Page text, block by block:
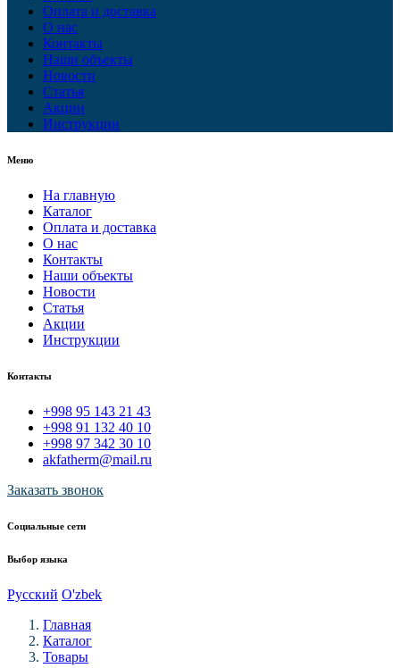
Оплата и доставка
О нас
Контакты
Наши объекты
Новости
Статья
Акции
Инструкции
Меню
На главную
Каталог
Оплата и доставка
О нас
Контакты
Наши объекты
Новости
Статья
Акции
Инструкции
Контакты
+998 95 143 21 43
+998 91 132 40 10
+998 97 342 30 10
akfatherm@mail.ru
Заказать звонок
Социальные сети
Выбор языка
Русский O'zbek
Главная
Каталог
Товары